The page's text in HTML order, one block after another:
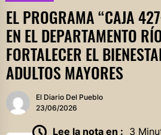
EL PROGRAMA “CAJA
EN EL DEPARTAMENTO
FORTALECER EL
ADULTOS MAYORES
El Diario Del Pueblo
23/06/2026
Lee la nota en : 3